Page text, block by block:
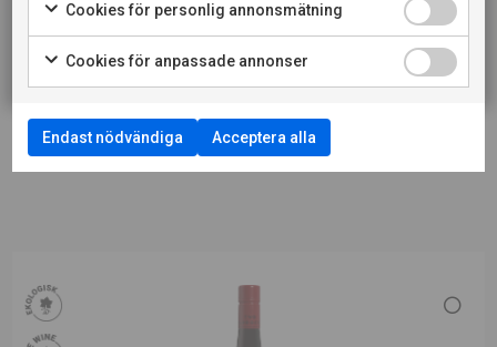
Cookies för personlig annonsmätning
Cookies för anpassade annonser
Endast nödvändiga Acceptera alla
RESTAURANGKUND